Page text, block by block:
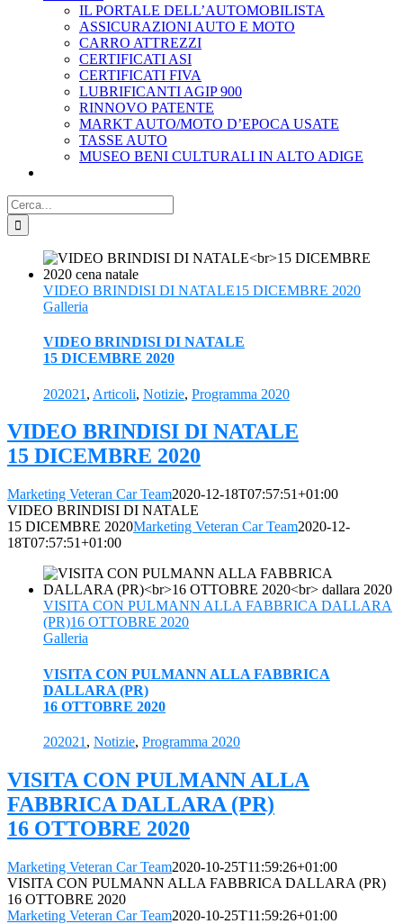
IL PORTALE DELL’AUTOMOBILISTA
ASSICURAZIONI AUTO E MOTO
CARRO ATTREZZI
CERTIFICATI ASI
CERTIFICATI FIVA
LUBRIFICANTI AGIP 900
RINNOVO PATENTE
MARKT AUTO/MOTO D’EPOCA USATE
TASSE AUTO
MUSEO BENI CULTURALI IN ALTO ADIGE
Cerca
per:
VIDEO BRINDISI DI NATALE15 DICEMBRE 2020
Galleria
VIDEO BRINDISI DI NATALE
15 DICEMBRE 2020
202021 , Articoli, Notizie, Programma 2020
VIDEO BRINDISI DI NATALE
15 DICEMBRE 2020
Marketing Veteran Car Team2020-12-18T07:57:51+01:00
VIDEO BRINDISI DI NATALE
15 DICEMBRE 2020Marketing Veteran Car Team2020-12-
18T07:57:51+01:00
VISITA CON PULMANN ALLA FABBRICA DALLARA
(PR)16 OTTOBRE 2020
Galleria
VISITA CON PULMANN ALLA FABBRICA
DALLARA (PR)
16 OTTOBRE 2020
202021 , Notizie, Programma 2020
VISITA CON PULMANN ALLA
FABBRICA DALLARA (PR)
16 OTTOBRE 2020
Marketing Veteran Car Team2020-10-25T11:59:26+01:00
VISITA CON PULMANN ALLA FABBRICA DALLARA (PR)
16 OTTOBRE 2020
Marketing Veteran Car Team2020-10-25T11:59:26+01:00